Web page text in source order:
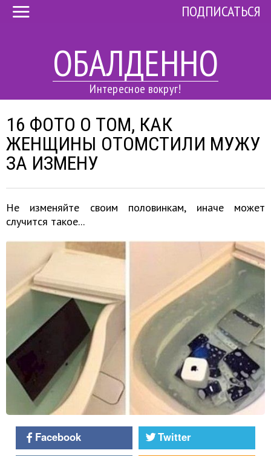
ОБАЛДЕННО
Интересное вокруг!
ПОДПИСАТЬСЯ
16 ФОТО О ТОМ, КАК
ЖЕНЩИНЫ ОТОМСТИЛИ МУЖУ
ЗА ИЗМЕНУ
Не изменяйте своим половинкам, иначе может
случится такое...
Facebook
Twitter